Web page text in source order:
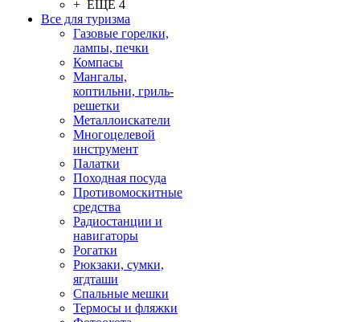
+ ЕЩЕ 4
Все для туризма
Газовые горелки,
лампы, печки
Компасы
Мангалы,
коптильни, гриль-
решетки
Металлоискатели
Многоцелевой
инструмент
Палатки
Походная посуда
Противомоскитные
средства
Радиостанции и
навигаторы
Рогатки
Рюкзаки, сумки,
ягдташи
Спальные мешки
Термосы и фляжки